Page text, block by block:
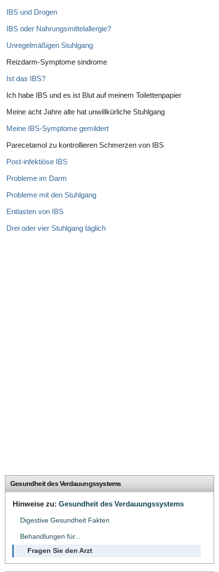
IBS und Drogen
IBS oder Nahrungsmittelallergie?
Unregelmäßigen Stuhlgang
Reizdarm-Symptome sindrome
Ist das IBS?
Ich habe IBS und es ist Blut auf meinem Toilettenpapier
Meine acht Jahre alte hat unwillkürliche Stuhlgang
Meine IBS-Symptome gemildert
Parecetamol zu kontrollieren Schmerzen von IBS
Post-infektiöse IBS
Probleme im Darm
Probleme mit den Stuhlgang
Entlasten von IBS
Drei oder vier Stuhlgang täglich
Gesundheit des Verdauungssystems
Hinweise zu: Gesundheit des Verdauungssystems
Digestive Gesundheit Fakten
Behandlungen für...
Fragen Sie den Arzt